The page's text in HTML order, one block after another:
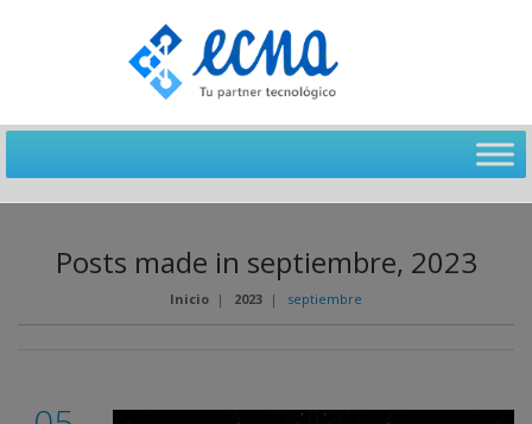
Posts made in septiembre, 2023
Inicio | 2023 | septiembre